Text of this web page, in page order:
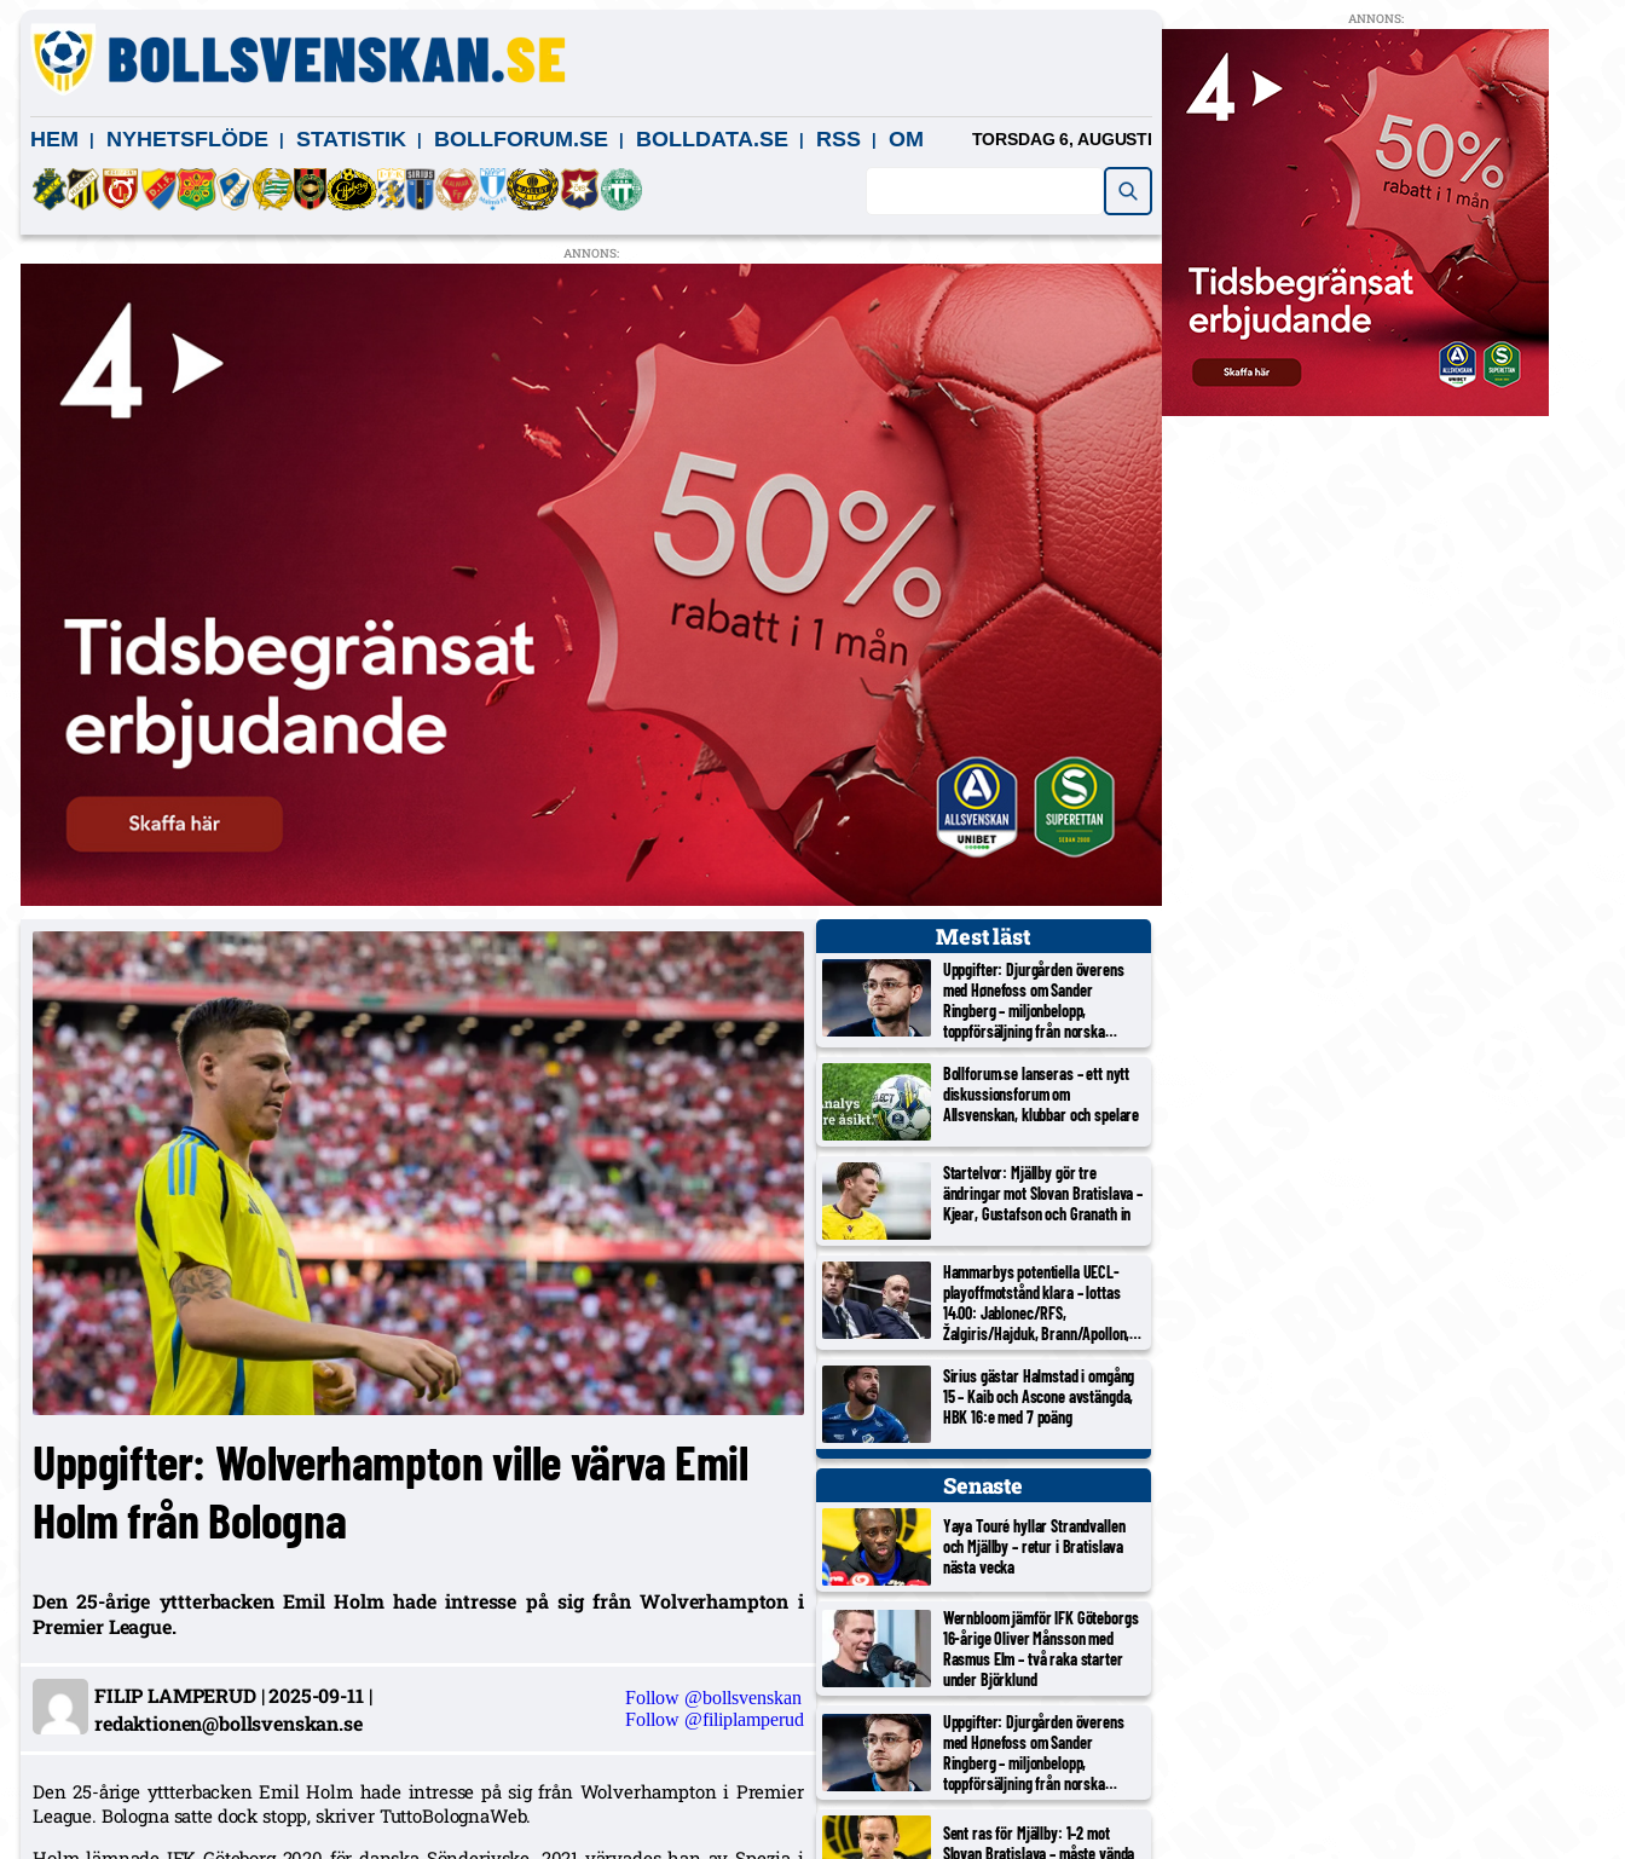
HEM NYHETSFLÖDE STATISTIK BOLLFORUM.SE BOLLDATA.SE RSS OM TORSDAG 6, AUGUSTI
ANNONS:
Uppgifter: Wolverhampton ville värva Emil
Holm från Bologna
Den 25-årige yttterbacken Emil Holm hade intresse på sig från Wolverhampton i
Premier League.
FILIP LAMPERUD|2025-09-11|
redaktionen@bollsvenskan.se
Follow @bollsvenskan
Follow @filiplamperud
Den 25-årige yttterbacken Emil Holm hade intresse på sig från Wolverhampton i Premier
League. Bologna satte dock stopp, skriver TuttoBolognaWeb.
Mest läst
Uppgifter: Djurgården överens
med Hønefoss om Sander
Ringberg – miljonbelopp,
toppförsäljning från norska
tredjeligan
Bollforum.se lanseras – ett nytt
diskussionsforum om
Allsvenskan, klubbar och spelare
Startelvor: Mjällby gör tre
ändringar mot Slovan Bratislava –
Kjear, Gustafson och Granath in
Hammarbys potentiella UECL-
playoffmotstånd klara – lottas
14.00: Jablonec/RFS,
Žalgiris/Hajduk, Brann/Apollon,
Inter Turku/Vaduz, Noah/Sion
Sirius gästar Halmstad i omgång
15 – Kaib och Ascone avstängda,
HBK 16:e med 7 poäng
Senaste
Yaya Touré hyllar Strandvallen
och Mjällby – retur i Bratislava
nästa vecka
Wernbloom jämför IFK Göteborgs
16-årige Oliver Månsson med
Rasmus Elm – två raka starter
under Björklund
Uppgifter: Djurgården överens
med Hønefoss om Sander
Ringberg – miljonbelopp,
toppförsäljning från norska
tredjeligan
Sent ras för Mjällby: 1–2 mot
Slovan Bratislava – måste vända
ANNONS: